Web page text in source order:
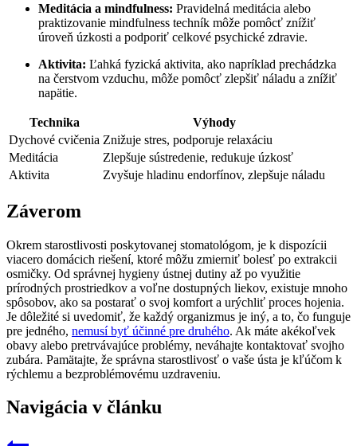
Meditácia a mindfulness: Pravidelná meditácia alebo
praktizovanie mindfulness techník môže pomôcť znížiť
úroveň úzkosti a podporiť celkové psychické zdravie.
Aktivita: Ľahká fyzická aktivita, ako napríklad prechádzka
na čerstvom vzduchu, môže pomôcť zlepšiť náladu a znížiť
napätie.
Technika
Výhody
Dychové cvičenia Znižuje stres, podporuje relaxáciu
Meditácia
Zlepšuje sústredenie, redukuje úzkosť
Aktivita
Zvyšuje hladinu endorfínov, zlepšuje náladu
Záverom
Okrem starostlivosti poskytovanej stomatológom, je k dispozícii
viacero domácich riešení, ktoré môžu zmierniť bolesť po extrakcii
osmičky. Od správnej hygieny ústnej dutiny až po využitie
prírodných prostriedkov a voľne dostupných liekov, existuje mnoho
spôsobov, ako sa postarať o svoj komfort a urýchliť proces hojenia.
Je dôležité si uvedomiť, že každý organizmus je iný, a to, čo funguje
pre jedného, nemusí byť účinné pre druhého. Ak máte akékoľvek
obavy alebo pretrvávajúce problémy, neváhajte kontaktovať svojho
zubára. Pamätajte, že správna starostlivosť o vaše ústa je kľúčom k
rýchlemu a bezproblémovému uzdraveniu.
Navigácia v článku